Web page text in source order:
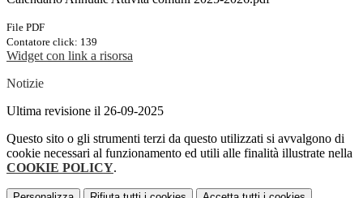
File PDF
Contatore click: 139
Widget con link a risorsa
Notizie
Ultima revisione il 26-09-2025
Questo sito o gli strumenti terzi da questo utilizzati si avvalgono di
cookie necessari al funzionamento ed utili alle finalità illustrate nella
COOKIE POLICY.